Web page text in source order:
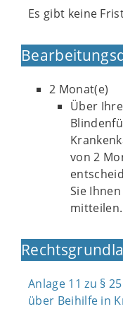
Es gibt keine
2 Monat(e)
Über
von 2
Sie
mitteilen.
Anlage 11 zu §
über Beihilfe in